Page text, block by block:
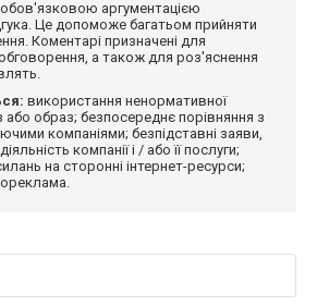
аргументацією
Це допоможе багатьом прийняти
Коментарі призначені для
а також для роз'яснення
використання ненормативної
або образ; безпосереднє порівняння з
компаніями; безпідставні заяви,
компанії і / або її послуги;
на сторонні інтернет-ресурси;